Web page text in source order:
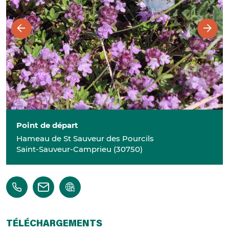
Point de départ
Hameau de St Sauveur des Pourcils
Saint-Sauveur-Camprieu (30750)
TÉLÉCHARGEMENTS